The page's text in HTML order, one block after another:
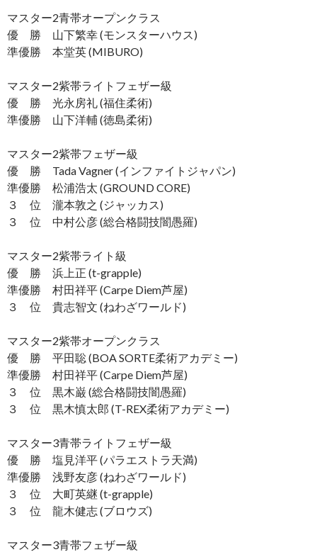
マスター2青帯オープンクラス
優 勝 山下繁幸 (モンスターハウス)
準優勝 本堂英 (MIBURO)
マスター2紫帯ライトフェザー級
優 勝 光永房礼 (福住柔術)
準優勝 山下洋輔 (徳島柔術)
マスター2紫帯フェザー級
優 勝 Tada Vagner (インファイトジャパン)
準優勝 松浦浩太 (GROUND CORE)
３ 位 瀧本敦之 (ジャッカス)
３ 位 中村公彦 (総合格闘技闇愚羅)
マスター2紫帯ライト級
優 勝 浜上正 (t-grapple)
準優勝 村田祥平 (Carpe Diem芦屋)
３ 位 貴志智文 (ねわざワールド)
マスター2紫帯オープンクラス
優 勝 平田聡 (BOA SORTE柔術アカデミー)
準優勝 村田祥平 (Carpe Diem芦屋)
３ 位 黒木巌 (総合格闘技闇愚羅)
３ 位 黒木慎太郎 (T-REX柔術アカデミー)
マスター3青帯ライトフェザー級
優 勝 塩見洋平 (パラエストラ天満)
準優勝 浅野友彦 (ねわざワールド)
３ 位 大町英継 (t-grapple)
３ 位 龍木健志 (ブロウズ)
マスター3青帯フェザー級